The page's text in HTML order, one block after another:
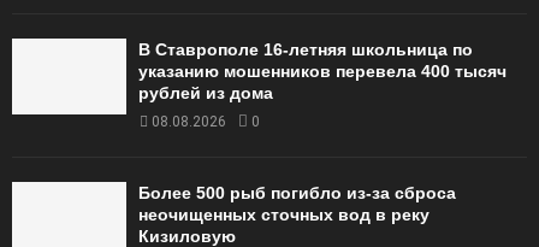
В Ставрополе 16-летняя школьница по
указанию мошенников перевела 400 тысяч
рублей из дома
08.08.2026 0
Более 500 рыб погибло из-за сброса
неочищенных сточных вод в реку
Кизиловую